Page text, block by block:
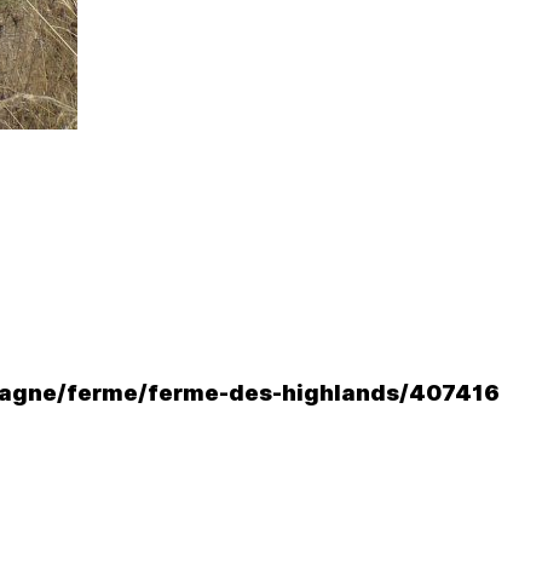
ferme/ferme-des-highlands/407416